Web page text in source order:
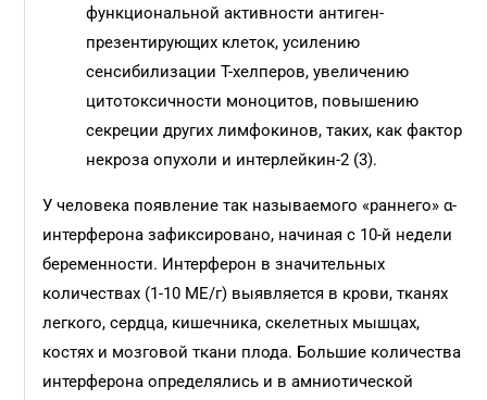
функциональной активности антиген-
презентирующих клеток, усилению
сенсибилизации Т-хелперов, увеличению
цитотоксичности моноцитов, повышению
секреции других лимфокинов, таких, как фактор
некроза опухоли и интерлейкин-2 (3).
У человека появление так называемого «раннего» α-
интерферона зафиксировано, начиная с 10-й недели
беременности. Интерферон в значительных
количествах (1-10 МЕ/г) выявляется в крови, тканях
легкого, сердца, кишечника, скелетных мышцах,
костях и мозговой ткани плода. Большие количества
интерферона определялись и в амниотической